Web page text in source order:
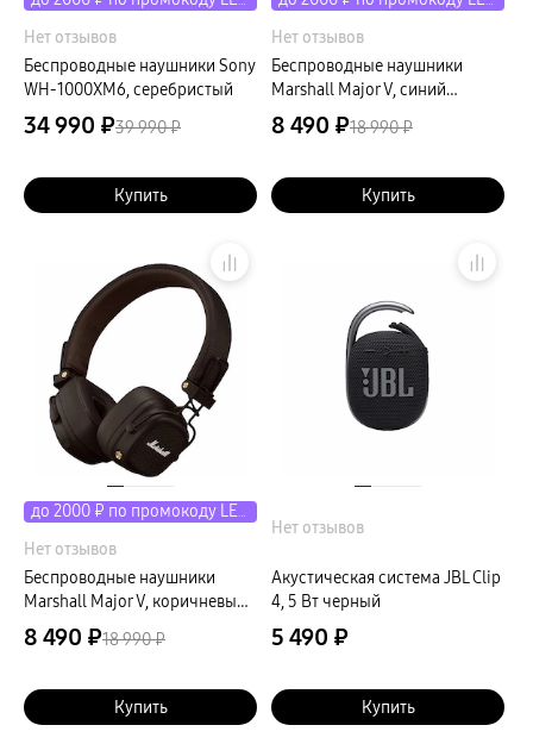
Нет отзывов
Беспроводные наушники Sony
WH-1000XM6, серебристый
34 990 ₽39 990 ₽
Купить
Нет отзывов
Беспроводные наушники
Marshall Major V, синий
(Midnight Blue)
8 490 ₽18 990 ₽
Купить
до 2000 ₽ по промокоду LETO
Нет отзывов
Беспроводные наушники
Marshall Major V, коричневый
(Brown)
8 490 ₽18 990 ₽
Купить
Нет отзывов
Акустическая система JBL Clip
4, 5 Вт черный
5 490 ₽
Купить